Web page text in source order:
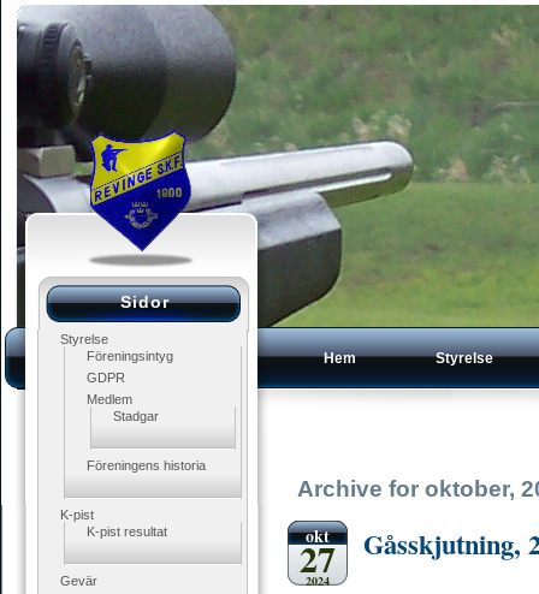
Sidor
Styrelse
Föreningsintyg
GDPR
Medlem
Stadgar
Föreningens historia
K-pist
K-pist resultat
Gevär
Hem Styrelse
Archive for oktober,
okt
27
2024
Gåsskjutning,